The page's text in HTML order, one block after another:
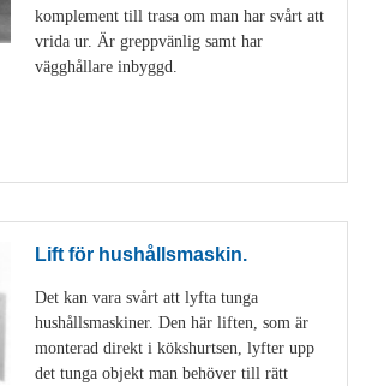
komplement till trasa om man har svårt att
vrida ur. Är greppvänlig samt har
vägghållare inbyggd.
Lift för hushållsmaskin.
Det kan vara svårt att lyfta tunga
hushållsmaskiner. Den här liften, som är
monterad direkt i kökshurtsen, lyfter upp
det tunga objekt man behöver till rätt